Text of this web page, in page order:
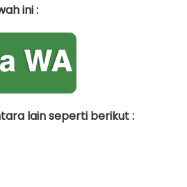
ini :
lain seperti berikut :